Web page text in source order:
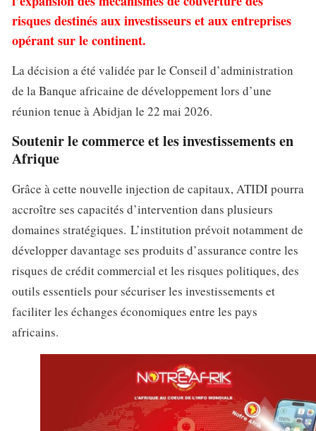
risques destinés aux investisseurs et aux entreprises
opérant sur le continent.
La décision a été validée par le Conseil d’administration
de la Banque africaine de développement lors d’une
réunion tenue à Abidjan le 22 mai 2026.
Soutenir le commerce et les investissements en
Afrique
Grâce à cette nouvelle injection de capitaux, ATIDI pourra
accroître ses capacités d’intervention dans plusieurs
domaines stratégiques. L’institution prévoit notamment de
développer davantage ses produits d’assurance contre les
risques de crédit commercial et les risques politiques, des
outils essentiels pour sécuriser les investissements et
faciliter les échanges économiques entre les pays
africains.